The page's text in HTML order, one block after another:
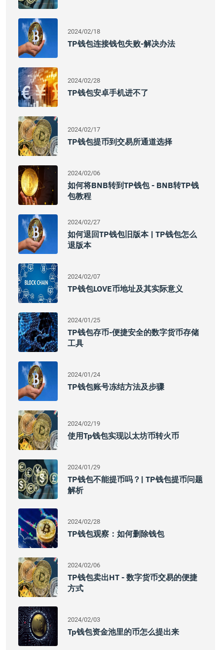
2024/02/18
TP钱包连接钱包失败-解决办法
2024/02/28
TP钱包安卓手机进不了
2024/02/17
TP钱包提币到交易所通道选择
2024/02/06
如何将BNB转到TP钱包 - BNB转TP钱
包教程
2024/02/27
如何退回TP钱包旧版本 | TP钱包怎么
退版本
2024/02/07
TP钱包LOVE币地址及其实际意义
2024/01/25
TP钱包存币-便捷安全的数字货币存储
工具
2024/01/24
TP钱包账号冻结方法及步骤
2024/02/19
使用tp钱包实现以太坊币转火币
2024/01/29
TP钱包不能提币吗？| TP钱包提币问题
解析
2024/02/28
TP钱包观察：如何删除钱包
2024/02/06
TP钱包卖出HT - 数字货币交易的便捷
方式
2024/02/03
Tp钱包资金池里的币怎么提出来